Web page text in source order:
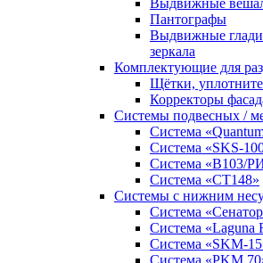
Пантографы
Выдвижные
зеркала
Комплектующие для
Щётки,
Корректоры
Системы подвесных /
Система
Система «SKS-
Система «B103/
Система «СТ148»
Системы с нижним
Система
Система «Laguna
Система «SKM-
Система «PKM